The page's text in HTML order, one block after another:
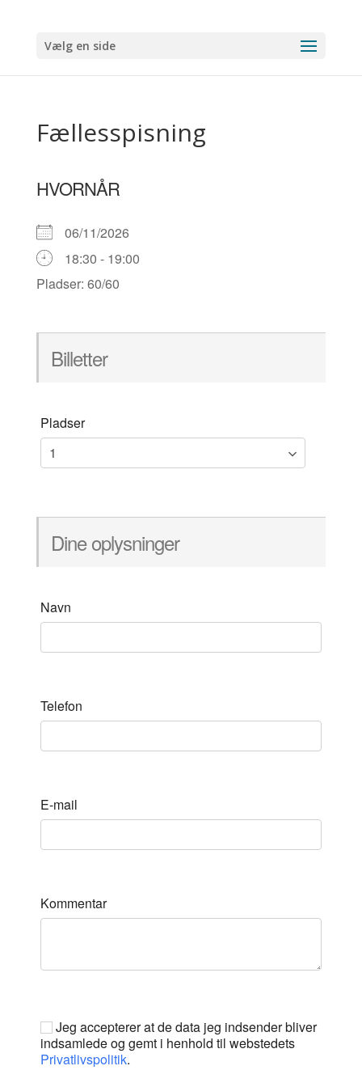
Vælg en side
Fællesspisning
HVORNÅR
06/11/2026
18:30 - 19:00
Pladser: 60/60
Billetter
Pladser
Dine oplysninger
Navn
Telefon
E-mail
Kommentar
Jeg accepterer at de data jeg indsender bliver
indsamlede og gemt i henhold til webstedets
Privatlivspolitik.